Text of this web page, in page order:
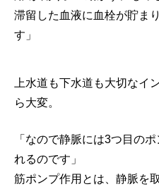
滞留した血液に血栓が貯ま
す」
上水道も下水道も大切なイ
ら大変。
「なので静脈には3つ目の
れるのです」
筋ポンプ作用とは、静脈を